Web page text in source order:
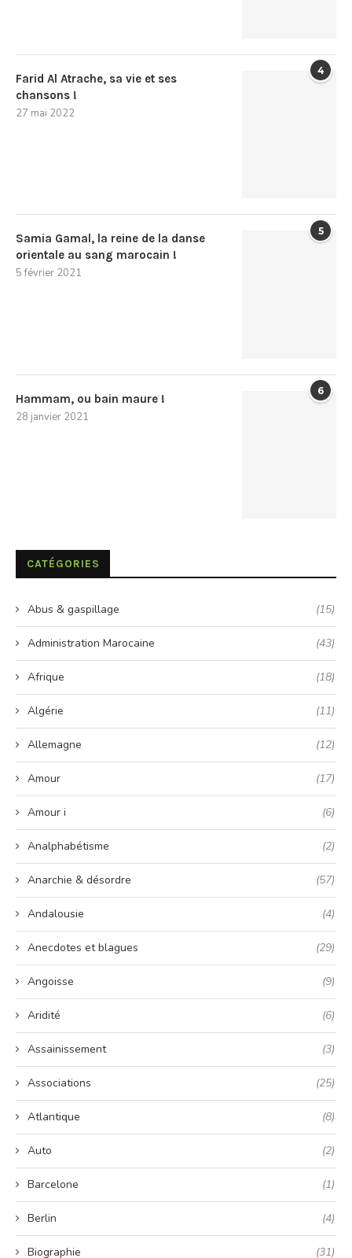
4
Farid Al Atrache, sa vie et ses
chansons !
27 mai 2022
5
Samia Gamal, la reine de la danse
orientale au sang marocain !
5 février 2021
6
Hammam, ou bain maure !
28 janvier 2021
CATÉGORIES
Abus & gaspillage (15)
Administration Marocaine (43)
Afrique (18)
Algérie (11)
Allemagne (12)
Amour (17)
Amour i (6)
Analphabétisme (2)
Anarchie & désordre (57)
Andalousie (4)
Anecdotes et blagues (29)
Angoisse (9)
Aridité (6)
Assainissement (3)
Associations (25)
Atlantique (8)
Auto (2)
Barcelone (1)
Berlin (4)
Biographie (31)